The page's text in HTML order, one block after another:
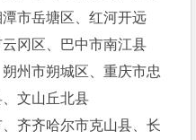
市岳塘区、红河开远
冈区、巴中市南江县
州市朔城区、重庆市忠
文山丘北县
齐齐哈尔市克山县、长